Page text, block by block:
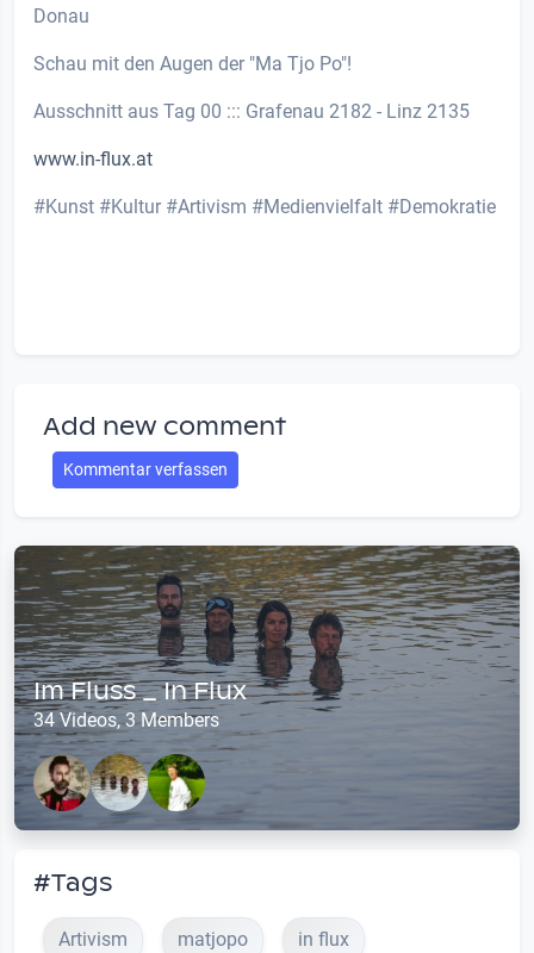
Donau
Schau mit den Augen der "Ma Tjo Po"!
Ausschnitt aus Tag 00 ::: Grafenau 2182 - Linz 2135
www.in-flux.at
#Kunst #Kultur #Artivism #Medienvielfalt #Demokratie
Add new comment
Kommentar verfassen
Im Fluss _ In Flux
34 Videos, 3 Members
#Tags
Artivism matjopo in flux